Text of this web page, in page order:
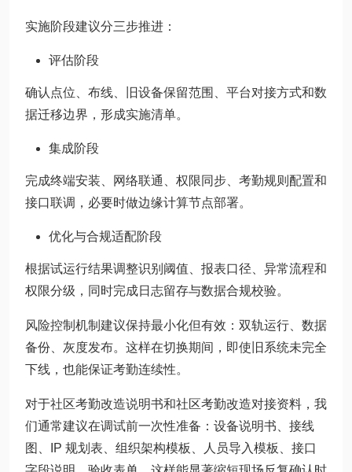
实施阶段建议分三步推进：
评估阶段
确认点位、布线、旧设备保留范围、平台对接方式和数
据迁移边界，形成实施清单。
集成阶段
完成终端安装、网络联通、权限同步、考勤规则配置和
接口联调，必要时做边缘计算节点部署。
优化与合规适配阶段
根据试运行结果调整识别阈值、报表口径、异常流程和
权限分级，同时完成日志留存与数据合规校验。
风险控制机制建议保持最小化但有效：双轨运行、数据
备份、灰度发布。这样在切换期间，即使旧系统未完全
下线，也能保证考勤连续性。
对于社区考勤改造说明书和社区考勤改造对接资料，我
们通常建议在调试前一次性准备：设备说明书、接线
图、IP 规划表、组织架构模板、人员导入模板、接口